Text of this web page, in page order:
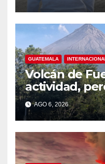
México y
GUATEMALA
Volcán de
actividad,
alertas
AGO 6, 2026